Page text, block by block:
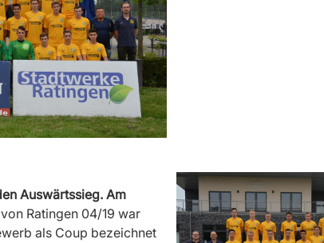
Auswärtssieg. Am
Ratingen 04/19 war
als Coup bezeichnet